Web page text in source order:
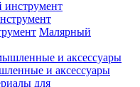
Малярный
и аксессуары